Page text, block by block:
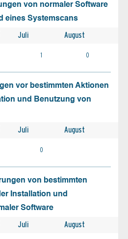
von normaler Software
eines Systemscans
Juli August
1 0
vor bestimmten Aktionen
und Benutzung von
Juli August
0
von bestimmten
Installation und
Software
Juli August